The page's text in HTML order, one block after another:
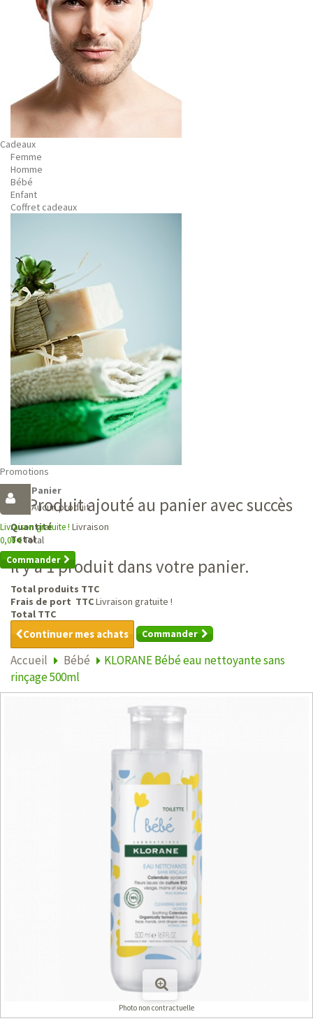
Cadeaux
Femme
Homme
Bébé
Enfant
Coffret cadeaux
Promotions
Panier
Aucun produit
Livraison gratuite ! Livraison
0,00 €Total
Commander
Produit ajouté au panier avec succès
Quantité
Total
Il y a 1 produit dans votre panier.
Total produits TTC
Frais de port TTCLivraison gratuite !
Total TTC
Continuer mes achats Commander
Accueil Bébé
KLORANE Bébé eau nettoyante sans
rinçage 500ml
Photo non contractuelle